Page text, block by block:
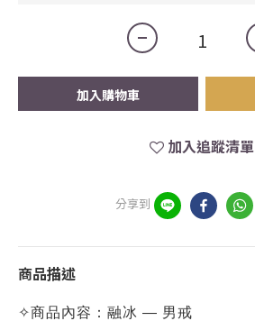
加入購物車
加入追蹤清單
分享到
商品描述
✧商品內容：融冰 — 男戒